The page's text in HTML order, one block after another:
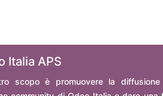
Italia APS
scopo è promuovere la diffusione